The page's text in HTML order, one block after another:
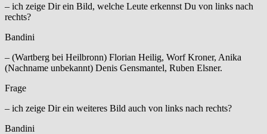
– ich zeige Dir ein Bild, welche Leute erkennst Du von links nach
rechts?
Bandini
– (Wartberg bei Heilbronn) Florian Heilig, Worf Kroner, Anika
(Nachname unbekannt) Denis Gensmantel, Ruben Elsner.
Frage
– ich zeige Dir ein weiteres Bild auch von links nach rechts?
Bandini